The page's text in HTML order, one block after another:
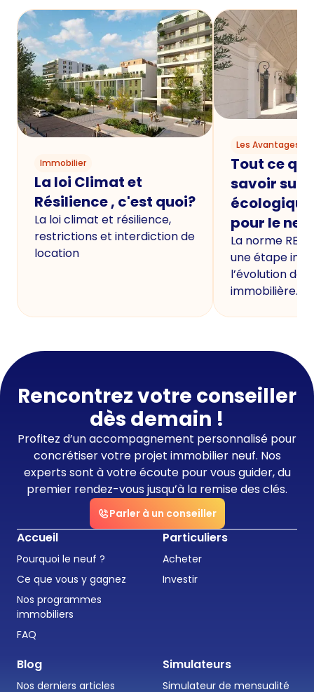
Immobilier
La loi Climat et
Résilience , c'est quoi?
La loi climat et résilience,
restrictions et interdiction de
location
Les Avantages
Tout ce
savoir sur
écologique
pour le
La norme
une étape
l’évolution de
immobilière.
Rencontrez votre conseiller
dès demain !
Profitez d’un accompagnement personnalisé pour
concrétiser votre projet immobilier neuf. Nos
experts sont à votre écoute pour vous guider, du
premier rendez-vous jusqu’à la remise des clés.
Parler à un conseiller
Accueil
Pourquoi le neuf ?
Ce que vous y gagnez
Nos programmes
immobiliers
FAQ
Particuliers
Acheter
Investir
Blog
Nos derniers articles
Simulateurs
Simulateur de mensualité